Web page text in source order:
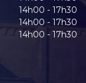
14h00 - 17h30
14h00 - 17h30
14h00 - 17h30